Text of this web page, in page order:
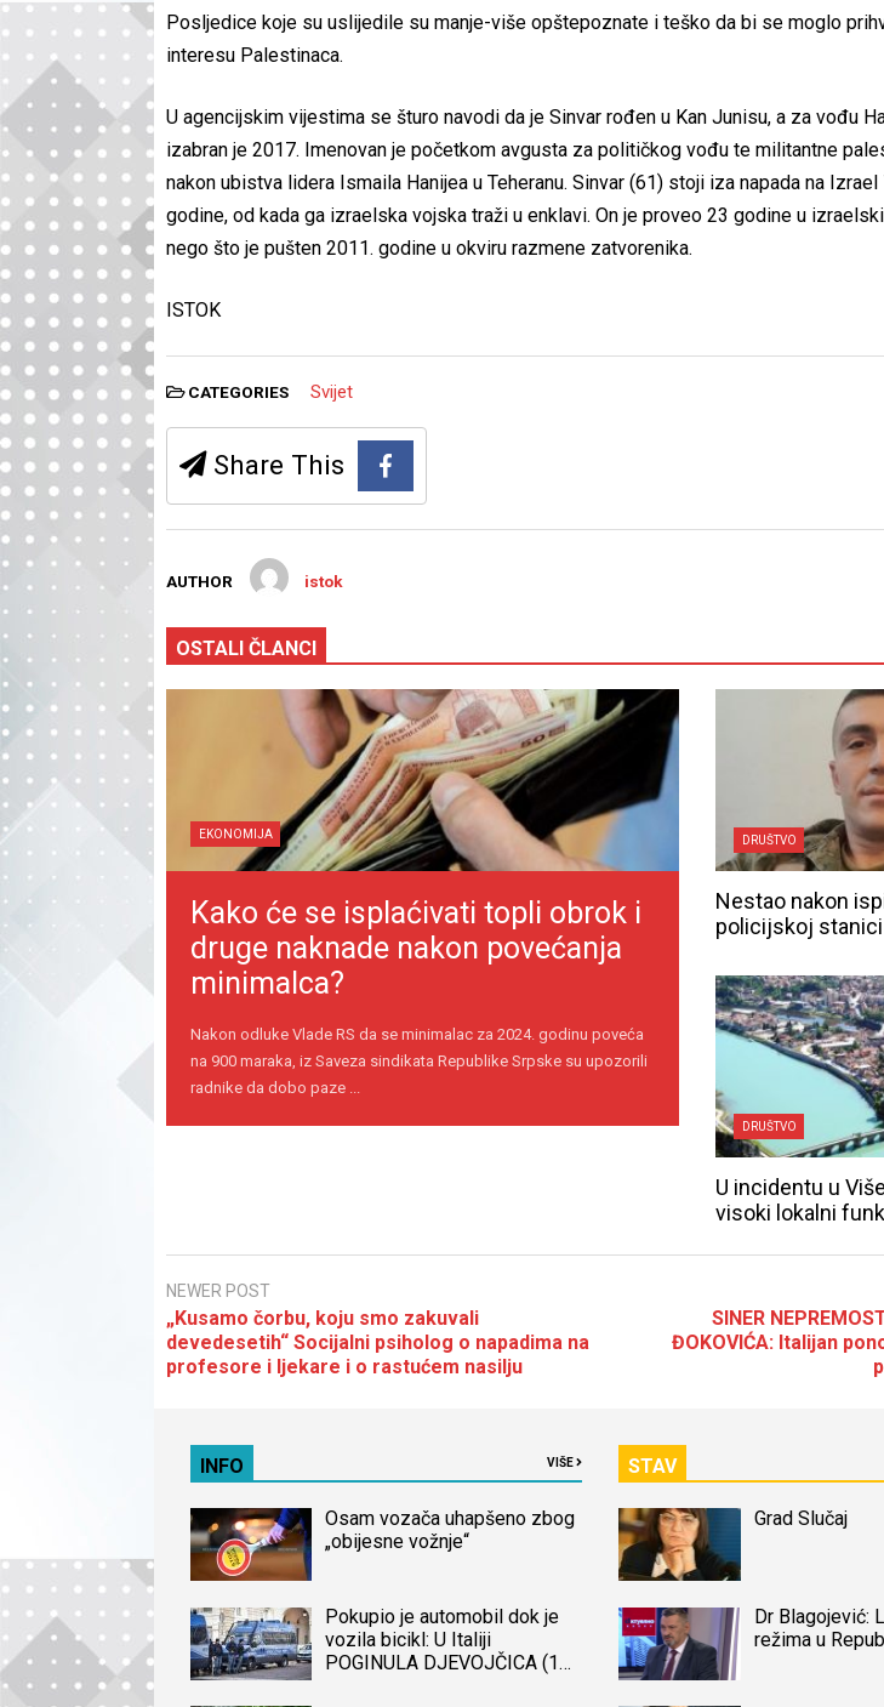
Posljedice koje su uslijedile su manje-više opštepoznate i teško da bi se moglo
interesu Palestinaca.
U agencijskim vijestima se šturo navodi da je Sinvar rođen u Kan Junisu, a za vođu
izabran je 2017. Imenovan je početkom avgusta za političkog vođu te militantne
nakon ubistva lidera Ismaila Hanijea u Teheranu. Sinvar (61) stoji iza napada na
godine, od kada ga izraelska vojska traži u enklavi. On je proveo 23 godine u
nego što je pušten 2011. godine u okviru razmene zatvorenika.
ISTOK
CATEGORIES Svijet
Share This
AUTHOR istok
OSTALI ČLANCI
EKONOMIJA
Kako će se isplaćivati topli obrok i
druge naknade nakon povećanja
minimalca?
Nakon odluke Vlade RS da se minimalac za 2024. godinu poveća
na 900 maraka, iz Saveza sindikata Republike Srpske su upozorili
radnike da dobo paze ...
DRUŠTVO
Nestao nakon
policijskoj stanici
DRUŠTVO
U incidentu u
visoki lokalni
NEWER POST
„Kusamo čorbu, koju smo zakuvali
devedesetih“ Socijalni psiholog o napadima na
profesore i ljekare i o rastućem nasilju
SINER
ĐOKOVIĆA: Italijan
INFO VIŠE
Osam vozača uhapšeno zbog
„obijesne vožnje“
Pokupio je automobil dok je
vozila bicikl: U Italiji
POGINULA DJEVOJČICA (14)
STAV
Grad Slučaj
Dr Blagojević:
režima u